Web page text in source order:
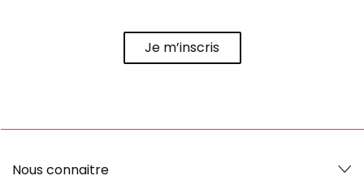
Je m’inscris
Nous connaitre